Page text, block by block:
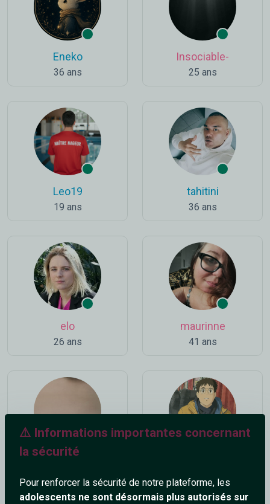
⚠️ Informations importantes concernant
la sécurité
Pour renforcer la sécurité de notre plateforme, les
adolescents ne sont désormais plus autorisés sur
Eneko
36 ans
Insociable-
25 ans
Leo19
19 ans
tahitini
36 ans
elo
26 ans
maurinne
41 ans
23 ans 40 ans